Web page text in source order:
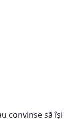
convinse să își